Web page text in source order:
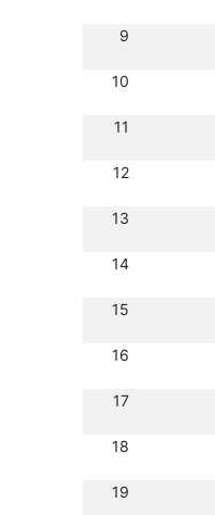
9
10
11
12
13
14
15
16
17
18
19